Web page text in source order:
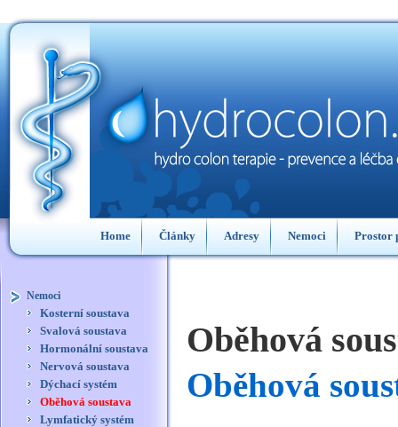
Home Články Adresy Nemoci Prostor
Nemoci
Kosterní soustava
Svalová soustava
Hormonální soustava
Nervová soustava
Dýchací systém
Oběhová soustava
Lymfatický systém
Oběhová
Oběhová